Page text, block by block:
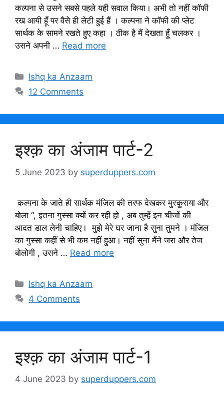
कल्पना से उसने सबसे पहले यही सवाल किया। अभी तो नहीं कॉफी
रख आयी हूँ पर वैसे ही लेटी हुई हैं । कल्पना ने कॉफी की प्लेट
सार्थक के सामने रखते हुए कहा । ठीक है मैं देखता हूँ चलकर ।
उसने अपनी … Read more
Categories
Ishq ka Anzaam
12 Comments
इश्क़ का अंजाम पार्ट-2
5 June 2023 by superduppers.com
कल्पना के जाते ही सार्थक मंजिल की तरफ देखकर मुस्कुराया और
बोला “, इतना गुस्सा क्यों कर रही हो , अब तुम्हें इन चीजों की
आदत डाल लेनी चाहिए। मुझे मेरे घर जाना है सुना तुमने । मंजिल
का गुस्सा कहीं से भी कम नहीं हुआ। नहीं सुना मैंने जरा और तेज
बोलोगी , उसने … Read more
Categories
Ishq ka Anzaam
4 Comments
इश्क़ का अंजाम पार्ट-1
4 June 2023 by superduppers.com